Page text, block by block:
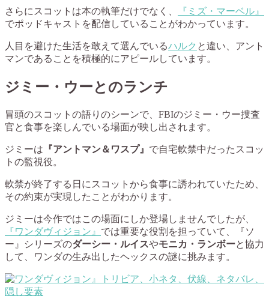
さらにスコットは本の執筆だけでなく、
『ミズ・マーベル』
でポッドキャストを配信していることがわかっています。
人目を避けた生活を敢えて選んでいるハルク と違い、アント
マンであることを積極的にアピールしています。
ジミー・ウーとのランチ
冒頭のスコットの語りのシーンで、FBIのジミー・ウー捜査
官と食事を楽しんでいる場面が映し出されます。
ジミーは 『アントマン＆ワスプ』 で自宅軟禁中だったスコッ
トの監視役。
軟禁が終了する日にスコットから食事に誘われていたため、
その約束が実現したことがわかります。
ジミーは今作ではこの場面にしか登場しませんでしたが、
『ワンダヴィジョン』 では重要な役割を担っていて、『ソ
ー』シリーズのダーシー・ルイスやモニカ・ランボーと協力
して、ワンダの生み出したヘックスの謎に挑みます。